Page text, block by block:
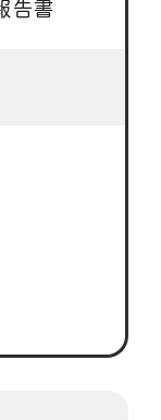
告書